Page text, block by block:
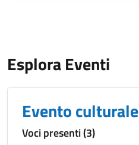
Esplora Eventi
Evento culturale
Voci presenti (3)